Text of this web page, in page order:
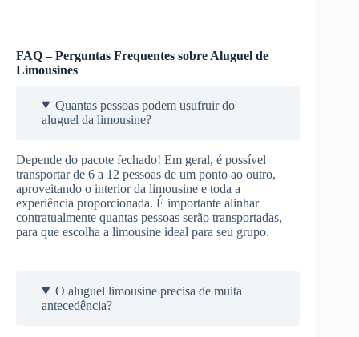
FAQ – Perguntas Frequentes sobre Aluguel de
Limousines
Quantas pessoas podem usufruir do
aluguel da limousine?
Depende do pacote fechado! Em geral, é possível
transportar de 6 a 12 pessoas de um ponto ao outro,
aproveitando o interior da limousine e toda a
experiência proporcionada. É importante alinhar
contratualmente quantas pessoas serão transportadas,
para que escolha a limousine ideal para seu grupo.
O aluguel limousine precisa de muita
antecedência?